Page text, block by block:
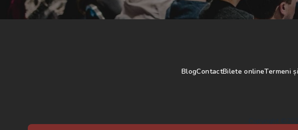
BlogContactBilete onlineTermeni